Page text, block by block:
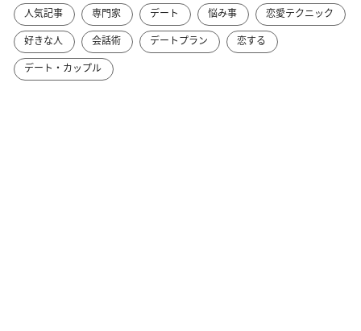
人気記事 専門家 デート 悩み事
恋愛テクニック
好きな人
会話術 デートプラン
恋する
デート・カップル